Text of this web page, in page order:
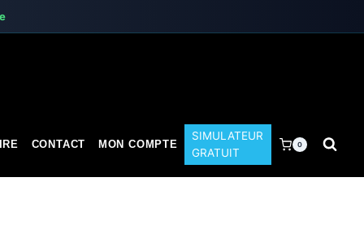
CONTACT MON COMPTE
SIMULATEUR
GRATUIT
0